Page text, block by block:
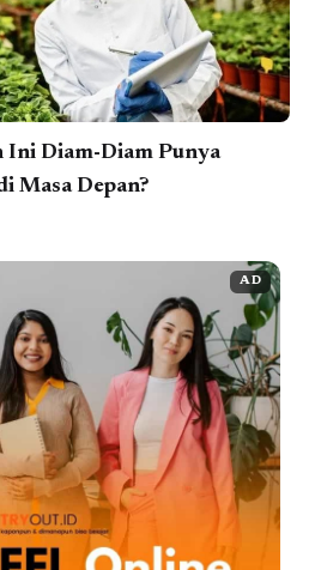
Ini Diam-Diam Punya
Masa Depan?
AD